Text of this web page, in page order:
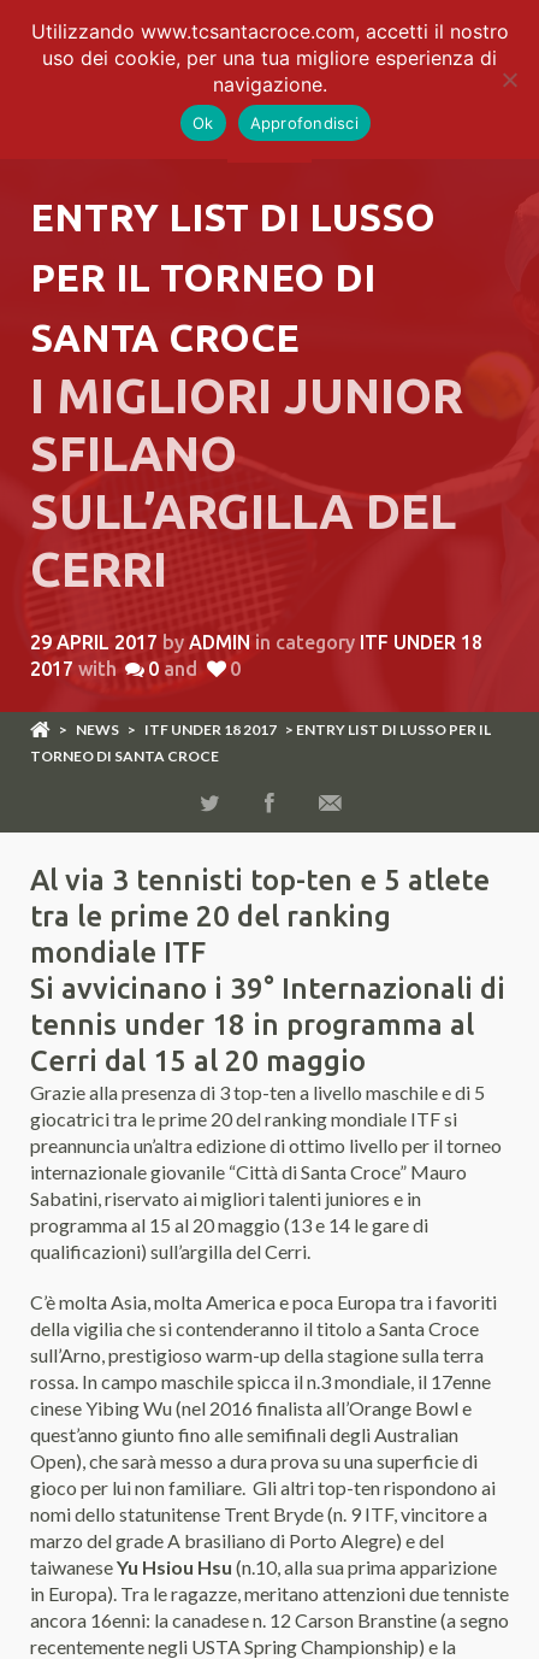
ENTRY LIST DI LUSSO
PER IL TORNEO DI
SANTA CROCE
I MIGLIORI JUNIOR
SFILANO
SULL’ARGILLA DEL
CERRI
29 APRIL 2017 by ADMIN in category ITF UNDER 18
2017 with 0 and 0
> NEWS > ITF UNDER 18 2017 > ENTRY LIST DI LUSSO PER IL
TORNEO DI SANTA CROCE
Al via 3 tennisti top-ten e 5 atlete
tra le prime 20 del ranking
mondiale ITF
Si avvicinano i 39° Internazionali di
tennis under 18 in programma al
Cerri dal 15 al 20 maggio
Grazie alla presenza di 3 top-ten a livello maschile e di 5
giocatrici tra le prime 20 del ranking mondiale ITF si
preannuncia un’altra edizione di ottimo livello per il torneo
internazionale giovanile “Città di Santa Croce” Mauro
Sabatini, riservato ai migliori talenti juniores e in
programma al 15 al 20 maggio (13 e 14 le gare di
qualificazioni) sull’argilla del Cerri.
C’è molta Asia, molta America e poca Europa tra i favoriti
della vigilia che si contenderanno il titolo a Santa Croce
sull’Arno, prestigioso warm-up della stagione sulla terra
rossa. In campo maschile spicca il n.3 mondiale, il 17enne
cinese Yibing Wu (nel 2016 finalista all’Orange Bowl e
quest’anno giunto fino alle semifinali degli Australian
Open), che sarà messo a dura prova su una superficie di
gioco per lui non familiare. Gli altri top-ten rispondono ai
nomi dello statunitense Trent Bryde (n. 9 ITF, vincitore a
marzo del grade A brasiliano di Porto Alegre) e del
taiwaneseYu Hsiou Hsu (n.10, alla sua prima apparizione
in Europa). Tra le ragazze, meritano attenzioni due tenniste
ancora 16enni: la canadese n. 12 Carson Branstine (a segno
recentemente negli USTA Spring Championship) e la
Utilizzando www.tcsantacroce.com, accetti il nostro
uso dei cookie, per una tua migliore esperienza di
navigazione.
Ok Approfondisci